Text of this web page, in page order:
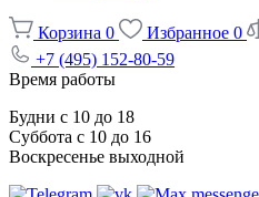
Корзина 0 Избранное 0
+7 (495) 152-80-59
Время работы
Будни с 10 до 18
Суббота с 10 до 16
Воскресенье выходной